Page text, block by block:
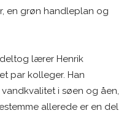
en grøn handleplan og
lærer Henrik
par kolleger. Han
i søen og åen,
allerede er en del